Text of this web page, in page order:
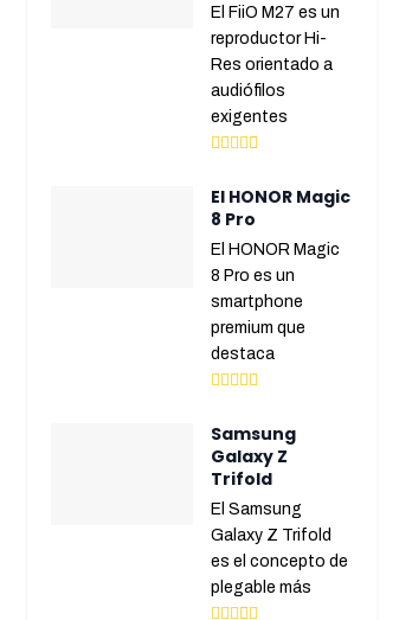
El FiiO M27 es un
reproductor Hi-
Res orientado a
audiófilos
exigentes
El HONOR Magic
8 Pro
El HONOR Magic
8 Pro es un
smartphone
premium que
destaca
Samsung
Galaxy Z
Trifold
El Samsung
Galaxy Z Trifold
es el concepto de
plegable más